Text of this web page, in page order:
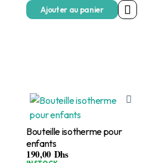
Ajouter au panier
Bouteille isotherme pour
enfants
190,00 Dhs